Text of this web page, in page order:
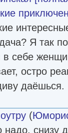
Я так
в себе
остро
даёшься.
(
надо, снизу